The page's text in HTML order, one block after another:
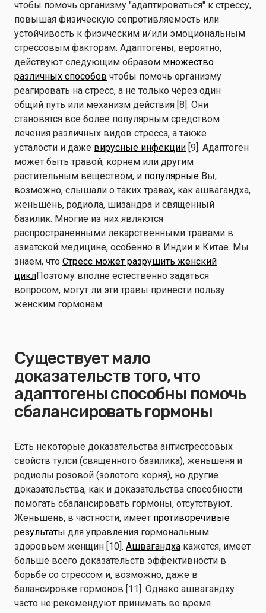
чтобы помочь организму "адаптироваться" к стрессу,
повышая физическую сопротивляемость или
устойчивость к физическим и/или эмоциональным
стрессовым факторам. Адаптогены, вероятно,
действуют следующим образом множество
различных способов чтобы помочь организму
реагировать на стресс, а не только через один
общий путь или механизм действия [8]. Они
становятся все более популярным средством
лечения различных видов стресса, а также
усталости и даже вирусные инфекции [9]. Адаптоген
может быть травой, корнем или другим
растительным веществом, и популярные Вы,
возможно, слышали о таких травах, как ашвагандха,
женьшень, родиола, шизандра и священный
базилик. Многие из них являются
распространенными лекарственными травами в
азиатской медицине, особенно в Индии и Китае. Мы
знаем, что Стресс может разрушить женский
циклПоэтому вполне естественно задаться
вопросом, могут ли эти травы принести пользу
женским гормонам.
Существует мало
доказательств того, что
адаптогены способны помочь
сбалансировать гормоны
Есть некоторые доказательства антистрессовых
свойств тулси (священного базилика), женьшеня и
родиолы розовой (золотого корня), но другие
доказательства, как и доказательства способности
помогать сбалансировать гормоны, отсутствуют.
Женьшень, в частности, имеет противоречивые
результаты для управления гормональным
здоровьем женщин [10]. Ашвагандха кажется, имеет
больше всего доказательств эффективности в
борьбе со стрессом и, возможно, даже в
балансировке гормонов [11]. Однако ашвагандху
часто не рекомендуют принимать во время